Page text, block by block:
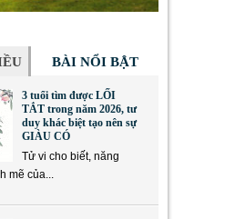
BÀI NỔI BẬT
3 tuổi tìm được LỐI
TẮT trong năm 2026, tư
duy khác biệt tạo nên sự
GIÀU CÓ
Tử vi cho biết, năng
mẽ của...